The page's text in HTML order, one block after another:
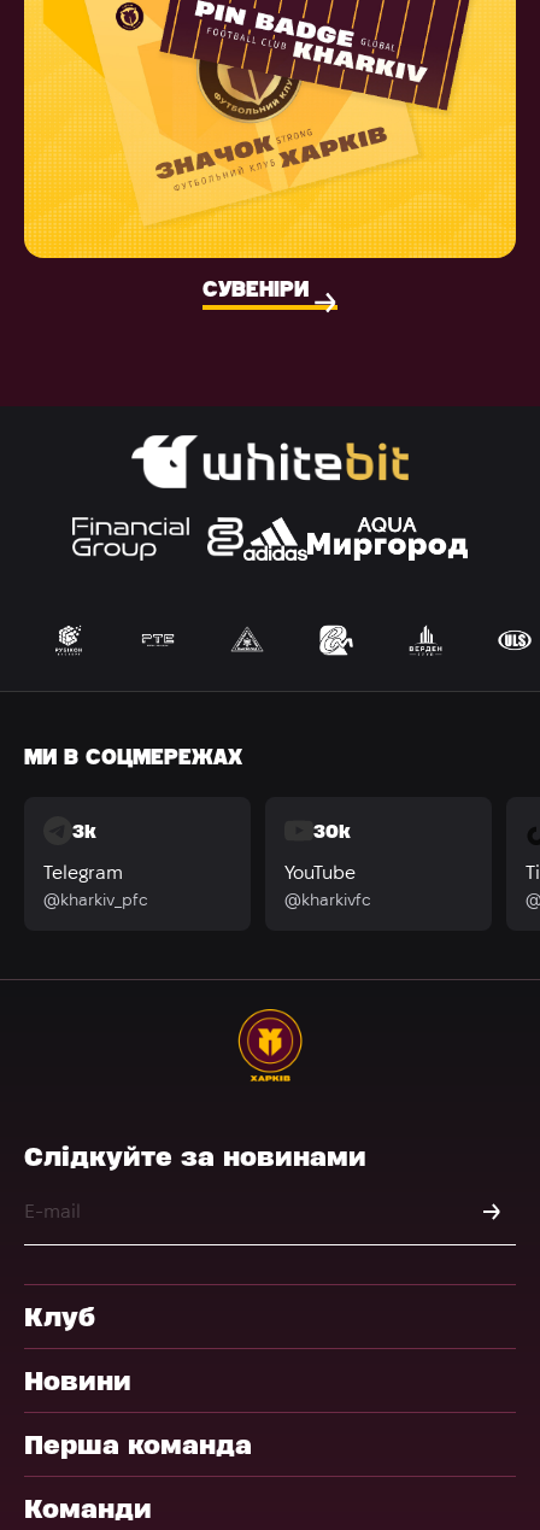
СУВЕНІРИ
МИ В СОЦМЕРЕЖАХ
3k
Telegram
@kharkiv_pfc
30k
YouTube
@kharkivfc
Слідкуйте за новинами
Клуб
Новини
Перша команда
Команди